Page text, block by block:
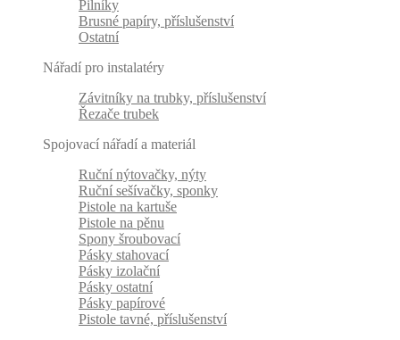
Pilníky
Brusné papíry, příslušenství
Ostatní
Nářadí pro instalatéry
Závitníky na trubky, příslušenství
Řezače trubek
Spojovací nářadí a materiál
Ruční nýtovačky, nýty
Ruční sešívačky, sponky
Pistole na kartuše
Pistole na pěnu
Spony šroubovací
Pásky stahovací
Pásky izolační
Pásky ostatní
Pásky papírové
Pistole tavné, příslušenství